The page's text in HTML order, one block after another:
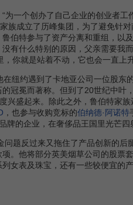
一个创办了自己企业的创业者工
成立了历峰集团，为了避免针
伯特参与了资产分离和重组，以
有什么特别的原因，父亲需要我
你就是站着不动，它也会一直上
约遇到了卡地亚公司一位股东
冠冕而著称。但到了20世纪中叶
盛起来。除此之外，鲁伯特家
，也参与收购竞标的伯纳德·阿诺特
的企业，在奢侈品王国里光芒四
问题反过来又拖住了产品创新的
项。他将部分英美烟草公司的股票
女表及珠宝，还有一些较便宜的